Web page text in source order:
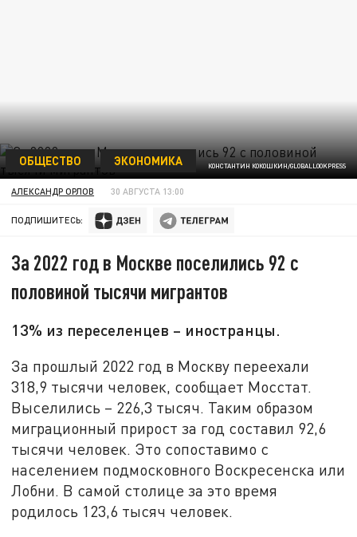
КОНСТАНТИН КОКОШКИН/GLOBALLOOKPRESS
ОБЩЕСТВО ЭКОНОМИКА
АЛЕКСАНДР ОРЛОВ 30 АВГУСТА 13:00
ПОДПИШИТЕСЬ:
За 2022 год в Москве поселились 92 с
половиной тысячи мигрантов
13% из переселенцев – иностранцы.
За прошлый 2022 год в Москву переехали
318,9 тысячи человек, сообщает Мосстат.
Выселились – 226,3 тысяч. Таким образом
миграционный прирост за год составил 92,6
тысячи человек. Это сопоставимо с
населением подмосковного Воскресенска или
Лобни. В самой столице за это время
родилось 123,6 тысяч человек.